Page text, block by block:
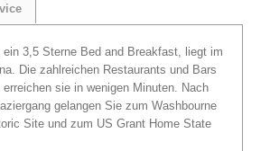
, ein 3,5 Sterne Bed and Breakfast, liegt im
Die zahlreichen Restaurants und Bars
erreichen sie in wenigen Minuten. Nach
gelangen Sie zum Washbourne
Site und zum US Grant Home State